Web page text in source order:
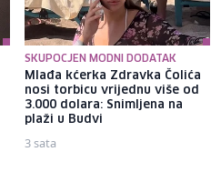
SKUPOCJEN MODNI DODATAK
Mlađa kćerka Zdravka Čolića
nosi torbicu vrijednu više od
3.000 dolara: Snimljena na
plaži u Budvi
3 sata